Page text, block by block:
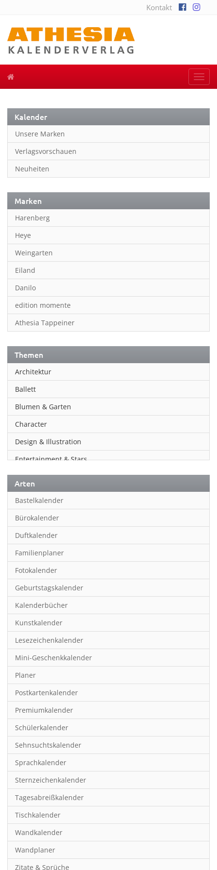
Kontakt
Kalender
Unsere Marken
Verlagsvorschauen
Neuheiten
Marken
Harenberg
Heye
Weingarten
Eiland
Danilo
edition momente
Athesia Tappeiner
Themen
Architektur
Ballett
Blumen & Garten
Character
Design & Illustration
Entertainment & Stars
Erotik
Essen & Trinken
Familienplaner
Fantasy
Film
Fotokunst
Frauen
Fußball
Gaming
Geburtstagskalender
Geschichte
Hobby & Basteln
Humor & Cartoon
Inspiration & Entspannung
Inspiration & Spiritualität
Kinderkalender
Kunst
Länder & Städte
Landschaft & Natur
Lifestyle
Literatur
Manga & Animé
Neutrale Kalender
Arten
Bastelkalender
Bürokalender
Duftkalender
Familienplaner
Fotokalender
Geburtstagskalender
Kalenderbücher
Kunstkalender
Lesezeichenkalender
Mini-Geschenkkalender
Planer
Postkartenkalender
Premiumkalender
Schülerkalender
Sehnsuchtskalender
Sprachkalender
Sternzeichenkalender
Tagesabreißkalender
Tischkalender
Wandkalender
Wandplaner
Zitate & Sprüche